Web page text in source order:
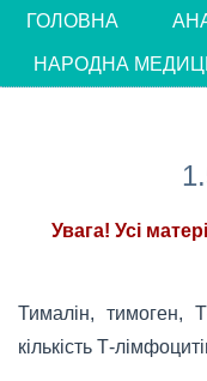
ГОЛОВНА
НАРОДНА
Увага! Усі
Тималін, тимоген,
кількість Т-